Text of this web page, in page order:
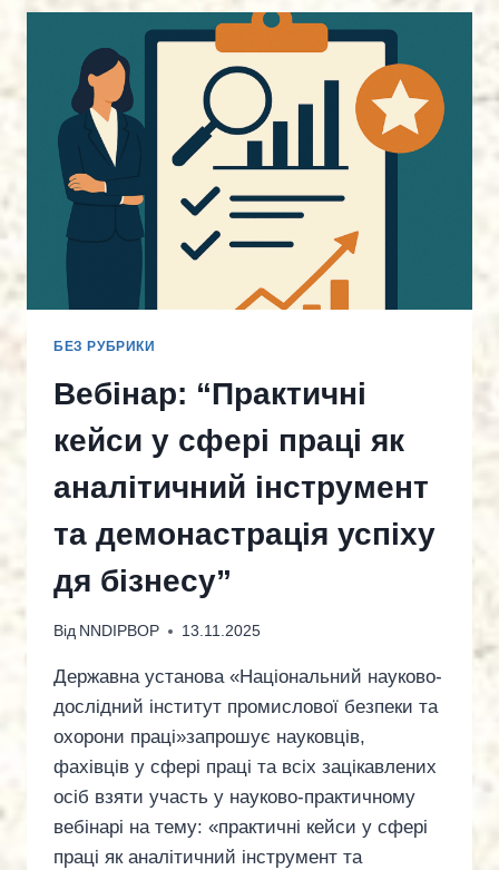
ВЗАЄМОДІЯ
З
ВЕТЕРАНАМИ
РОБОЧОМУ
МІСЦІ».
БЕЗ РУБРИКИ
Вебінар: “Практичні
кейси у сфері праці як
аналітичний інструмент
та демонастрація успіху
дя бізнесу”
Від NNDIPBOP 13.11.2025
Державна установа «Національний науково-
дослідний інститут промислової безпеки та
охорони праці»запрошує науковців,
фахівців у сфері праці та всіх зацікавлених
осіб взяти участь у науково-практичному
вебінарі на тему: «практичні кейси у сфері
праці як аналітичний інструмент та